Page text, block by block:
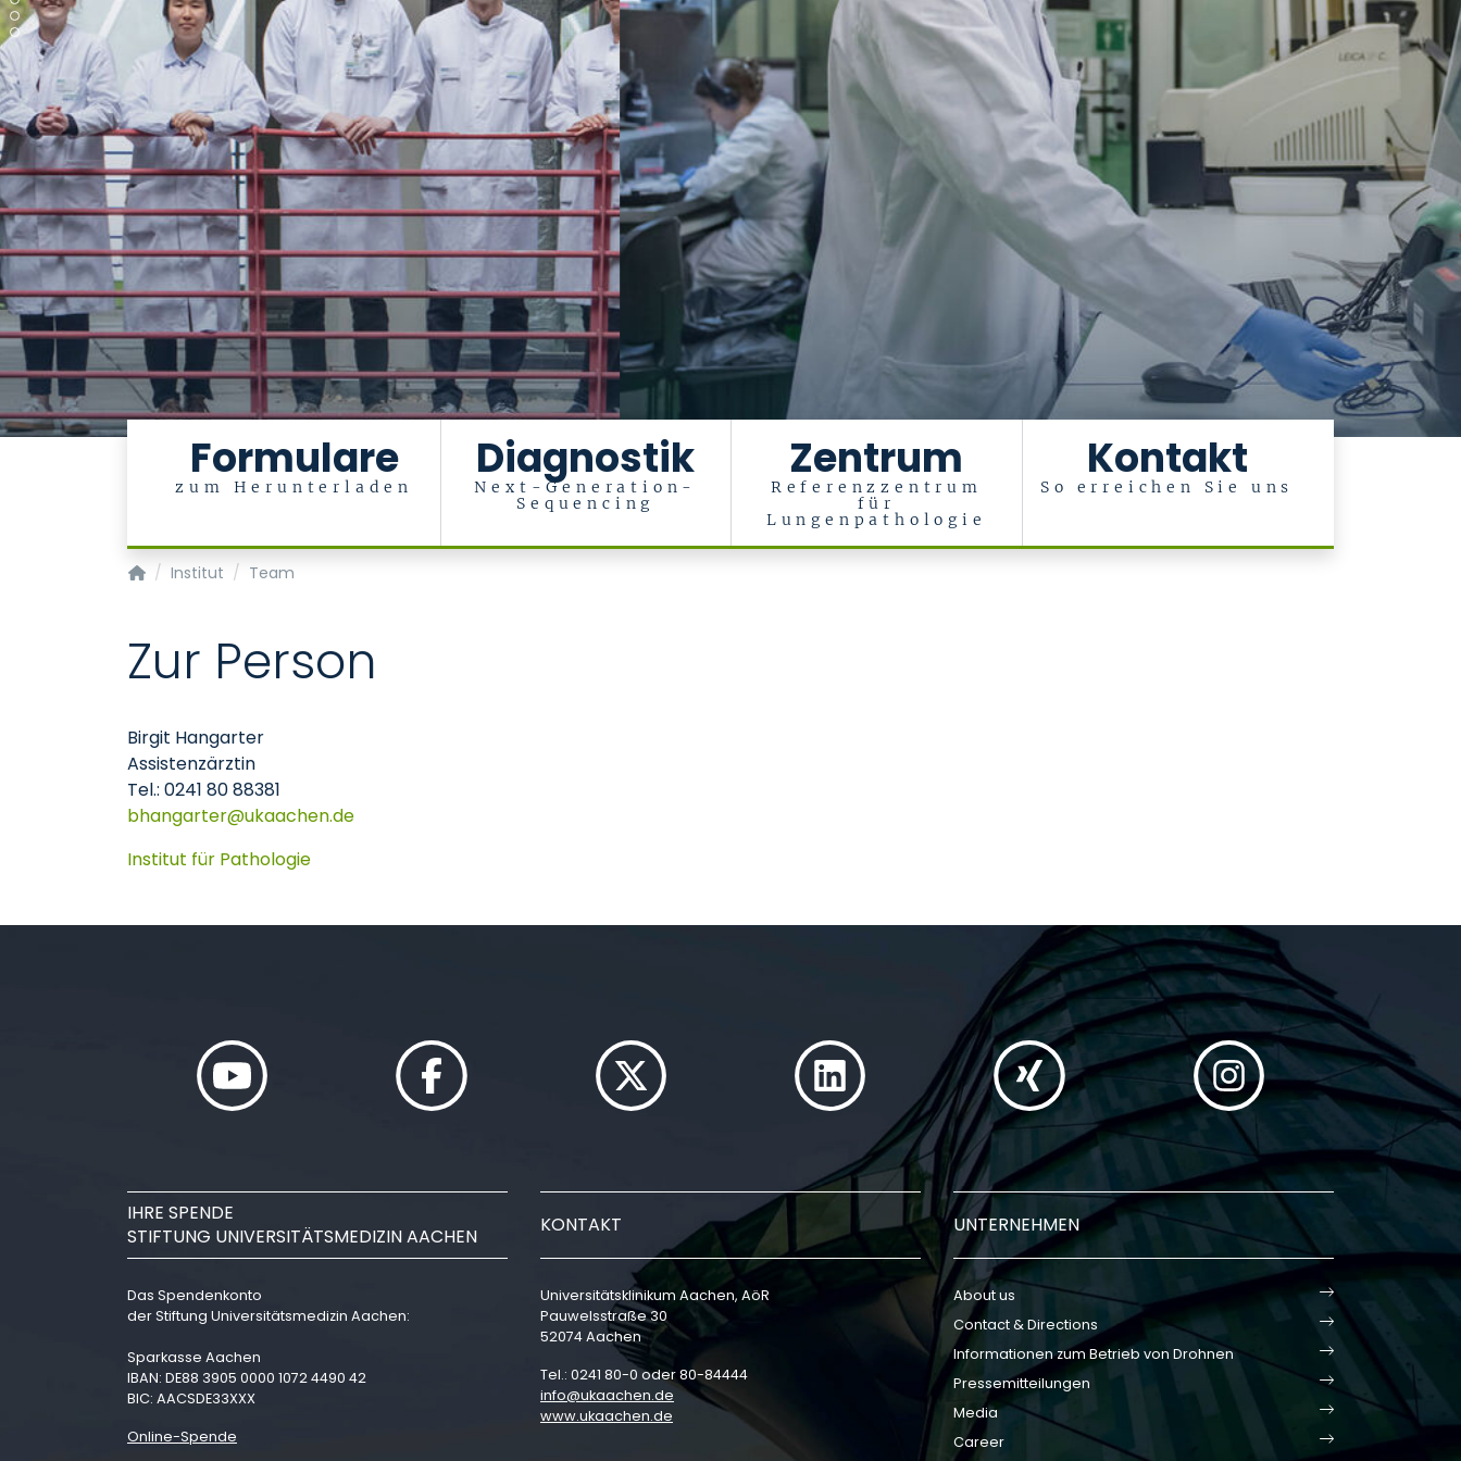
Formulare
zum Herunterladen
Diagnostik
Next-Generation-
Sequencing
Zentrum
Referenzzentrum
für
Lungenpathologie
Kontakt
So erreichen Sie uns
Institut für Pathologie
Institut Team
Zur Person
Birgit Hangarter
Assistenzärztin
Tel.: 0241 80 88381
bhangarter
ukaachende
Institut für Pathologie
IHRE SPENDE
STIFTUNG UNIVERSITÄTSMEDIZIN AACHEN
Das Spendenkonto
der Stiftung Universitätsmedizin Aachen:
Sparkasse Aachen
IBAN: DE88 3905 0000 1072 4490 42
BIC: AACSDE33XXX
Online-Spende
KONTAKT
Universitätsklinikum Aachen, AöR
Pauwelsstraße 30
52074 Aachen
Tel.: 0241 80-0 oder 80-84444
info
ukaachen de
www.ukaachen.de
UNTERNEHMEN
About us
Contact & Directions
Informationen zum Betrieb von Drohnen
Pressemitteilungen
Media
Career